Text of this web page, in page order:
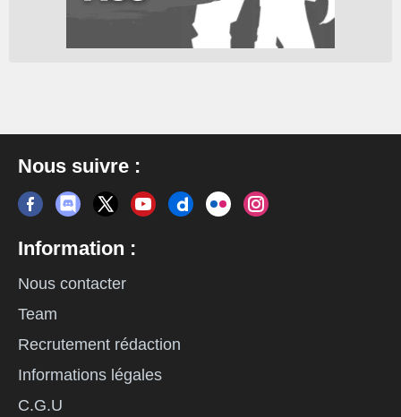
Nous suivre :
Information :
Nous contacter
Team
Recrutement rédaction
Informations légales
C.G.U